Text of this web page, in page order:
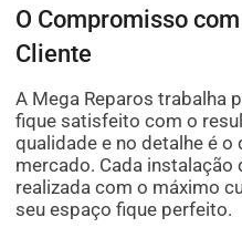
O Compromisso
Cliente
A Mega Reparos trabalha
fique satisfeito com o
qualidade e no detalhe é o
mercado. Cada instalação
realizada com o máximo
seu espaço fique perfeito.